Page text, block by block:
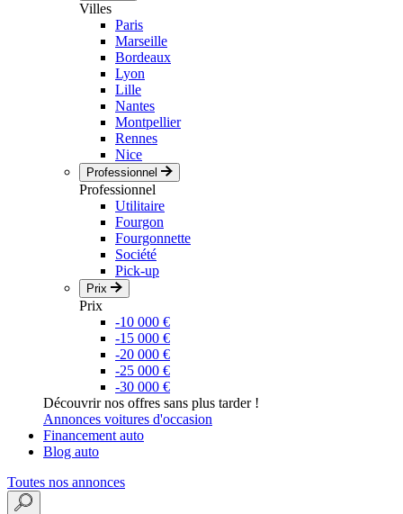
Villes
Paris
Marseille
Bordeaux
Lyon
Lille
Nantes
Montpellier
Rennes
Nice
Professionnel
Professionnel
Utilitaire
Fourgon
Fourgonnette
Société
Pick-up
Prix
Prix
-10 000 €
-15 000 €
-20 000 €
-25 000 €
-30 000 €
Découvrir nos offres sans plus tarder !
Annonces voitures d'occasion
Financement auto
Blog auto
Toutes nos annonces